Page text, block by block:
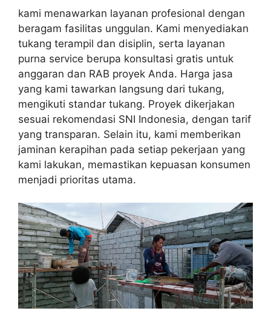
kami menawarkan layanan profesional dengan
beragam fasilitas unggulan. Kami menyediakan
tukang terampil dan disiplin, serta layanan
purna service berupa konsultasi gratis untuk
anggaran dan RAB proyek Anda. Harga jasa
yang kami tawarkan langsung dari tukang,
mengikuti standar tukang. Proyek dikerjakan
sesuai rekomendasi SNI Indonesia, dengan tarif
yang transparan. Selain itu, kami memberikan
jaminan kerapihan pada setiap pekerjaan yang
kami lakukan, memastikan kepuasan konsumen
menjadi prioritas utama.